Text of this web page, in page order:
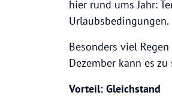
hier rund ums Jahr:
Urlaubsbedingungen.
Besonders viel
Dezember kann es
Vorteil: Gleichstand